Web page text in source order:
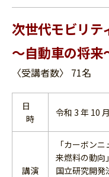
次世代モビリテ
～自動車の将来
〈受講者数〉 71名
日
時
令和 3 年 10
講演
「カーボン
来燃料の動向」
国立研究開